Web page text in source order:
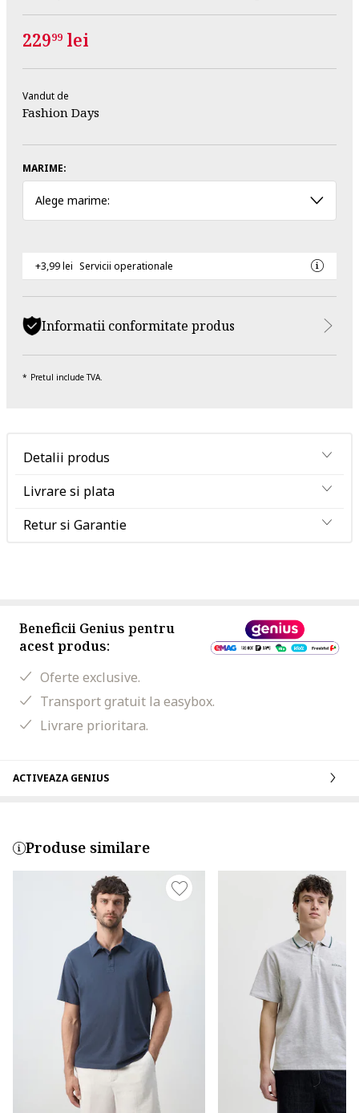
22999 lei
Vandut de
Fashion Days
MARIME:
Alege marime:
+3,99 lei Servicii operationale
Informatii conformitate produs
Pretul include TVA.
Detalii produs
Livrare si plata
Retur si Garantie
Beneficii Genius pentru
acest produs:
Oferte exclusive.
Transport gratuit la easybox.
Livrare prioritara.
ACTIVEAZA GENIUS
Produse similare